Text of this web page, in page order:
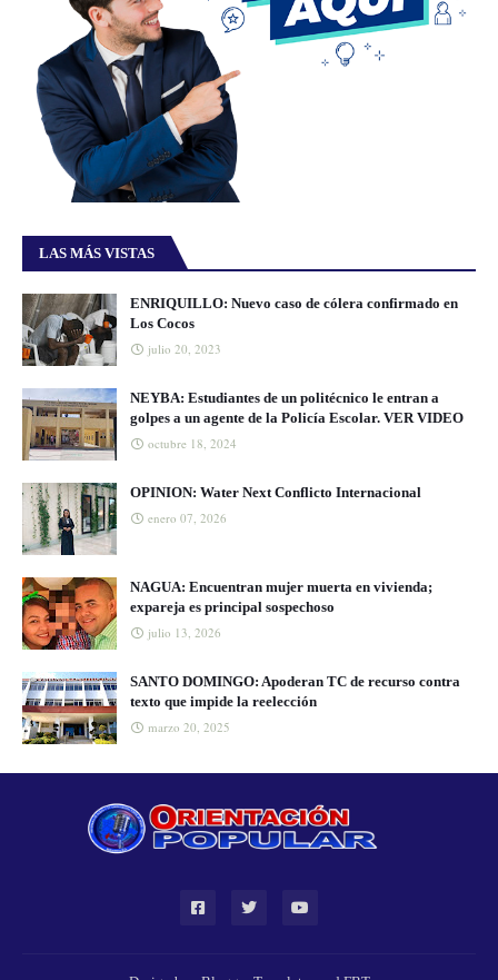
LAS MÁS VISTAS
ENRIQUILLO: Nuevo caso de cólera confirmado en
Los Cocos
julio 20, 2023
NEYBA: Estudiantes de un politécnico le entran a
golpes a un agente de la Policía Escolar. VER VIDEO
octubre 18, 2024
OPINION: Water Next Conflicto Internacional
enero 07, 2026
NAGUA: Encuentran mujer muerta en vivienda;
expareja es principal sospechoso
julio 13, 2026
SANTO DOMINGO: Apoderan TC de recurso contra
texto que impide la reelección
marzo 20, 2025